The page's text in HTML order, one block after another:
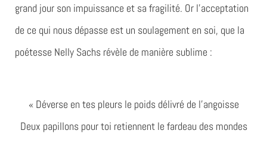
grand jour son impuissance et sa fragilité. Or l’acceptation
de ce qui nous dépasse est un soulagement en soi, que la
poétesse Nelly Sachs révèle de manière sublime :
« Déverse en tes pleurs le poids délivré de l’angoisse
Deux papillons pour toi retiennent le fardeau des mondes